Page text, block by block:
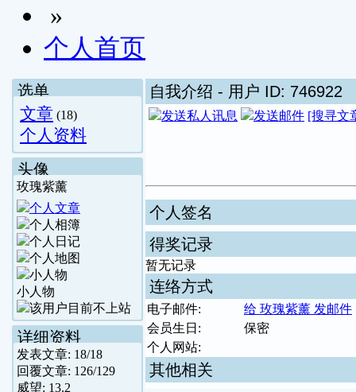
»
个人首页
选单
文章 (18)
个人资料
头像
玫瑰紫薰
小人物
详细资料
发表文章: 18/18
回覆文章: 126/129
威望: 13.2
自我介绍 - 用户 ID: 746922
[搜寻文
个人签名
得奖记录
暂无记录
连络方式
电子邮件:
给 玫瑰紫薰 发邮件
会员生日:
保密
个人网站:
其他相关